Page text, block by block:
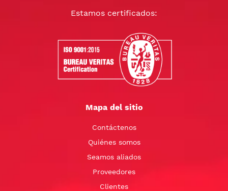
Estamos certificados:
Mapa del sitio
Contáctenos
Quiénes somos
Seamos aliados
Proveedores
Clientes